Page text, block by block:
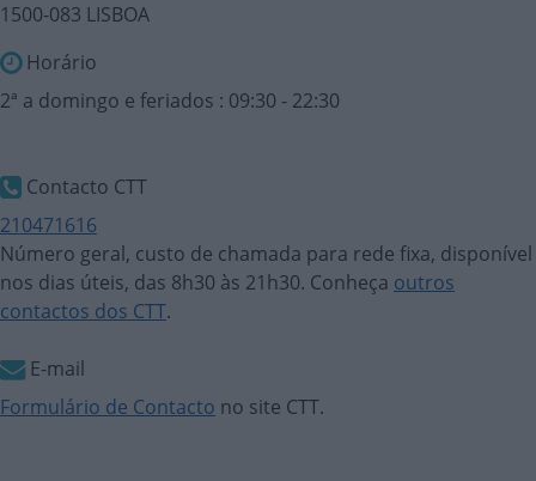
1500-083 LISBOA
Horário
2ª a domingo e feriados : 09:30 - 22:30
Contacto CTT
210471616
Número geral, custo de chamada para rede fixa, disponível
nos dias úteis, das 8h30 às 21h30. Conheça outros
contactos dos CTT.
E-mail
Formulário de Contacto no site CTT.